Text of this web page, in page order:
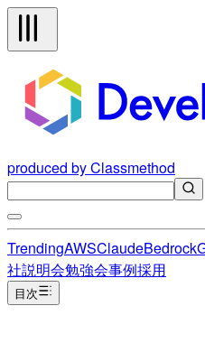
produced by Classmethod
TrendingAWSClaudeBedrock
社説明会勉強会事例採用
目次